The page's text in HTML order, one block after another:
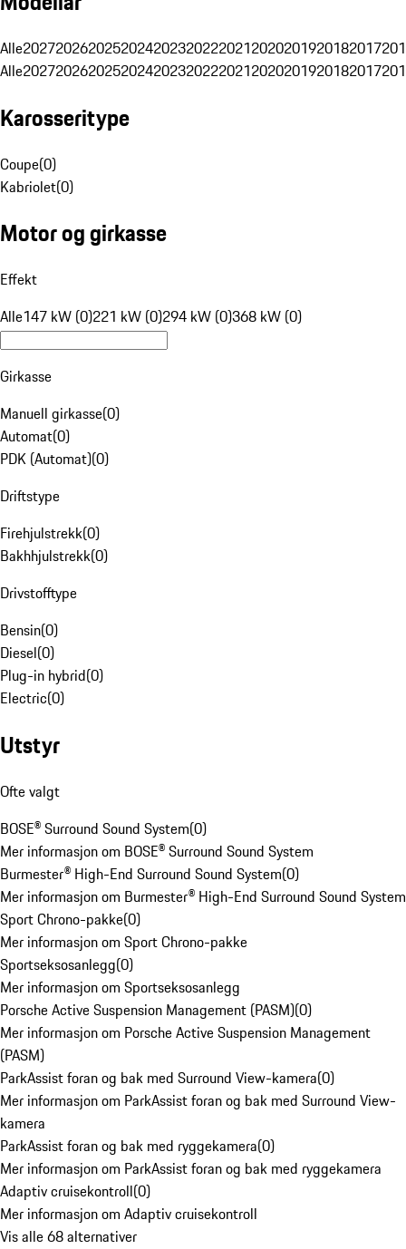
Alle20272026202520242023202220212020201920182017
Alle20272026202520242023202220212020201920182017
Karosseritype
Coupe(0)
Kabriolet(0)
Motor og girkasse
Effekt
Alle147 kW (0)221 kW (0)294 kW (0)368 kW (0)
Girkasse
Manuell girkasse(0)
Automat(0)
PDK (Automat)(0)
Driftstype
Firehjulstrekk(0)
Bakhhjulstrekk(0)
Drivstofftype
Bensin(0)
Diesel(0)
Plug-in hybrid(0)
Electric(0)
Utstyr
Ofte valgt
BOSE® Surround Sound System(0)
Mer informasjon om BOSE® Surround Sound System
Burmester® High-End Surround Sound System(0)
Mer informasjon om Burmester® High-End Surround Sound System
Sport Chrono-pakke(0)
Mer informasjon om Sport Chrono-pakke
Sportseksosanlegg(0)
Mer informasjon om Sportseksosanlegg
Porsche Active Suspension Management (PASM)(0)
Mer informasjon om Porsche Active Suspension Management
(PASM)
ParkAssist foran og bak med Surround View-kamera(0)
Mer informasjon om ParkAssist foran og bak med Surround View-
kamera
ParkAssist foran og bak med ryggekamera(0)
Mer informasjon om ParkAssist foran og bak med ryggekamera
Adaptiv cruisekontroll(0)
Mer informasjon om Adaptiv cruisekontroll
Vis alle 68 alternativer